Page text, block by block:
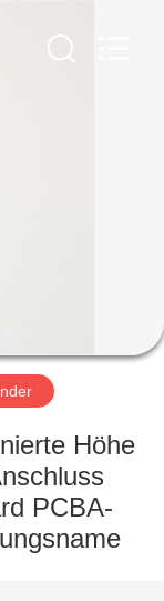
Höhe
PCBA-